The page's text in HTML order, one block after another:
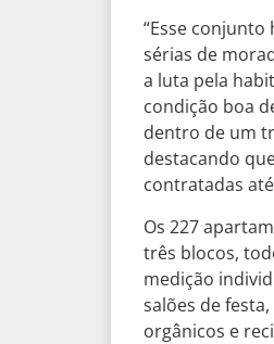
“Esse
sérias de
a luta pela
condição boa
dentro de um
destacando
contratadas
Os 227
três blocos,
medição
salões de
orgânicos e